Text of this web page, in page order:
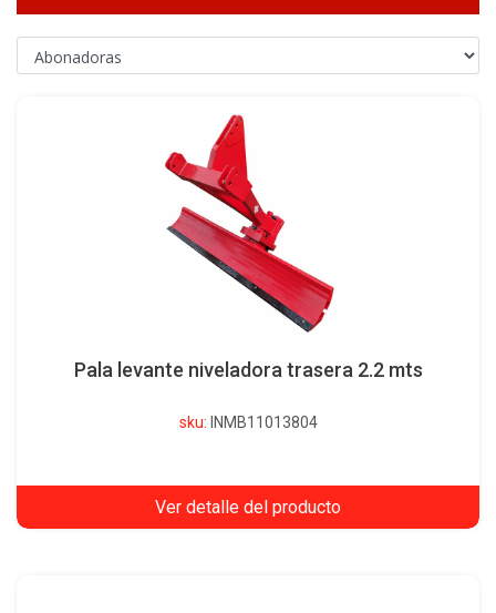
Pala levante niveladora trasera 2.2 mts
sku: INMB11013804
Ver detalle del producto